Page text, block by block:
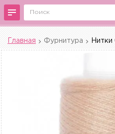
Главная Фурнитура Нитки